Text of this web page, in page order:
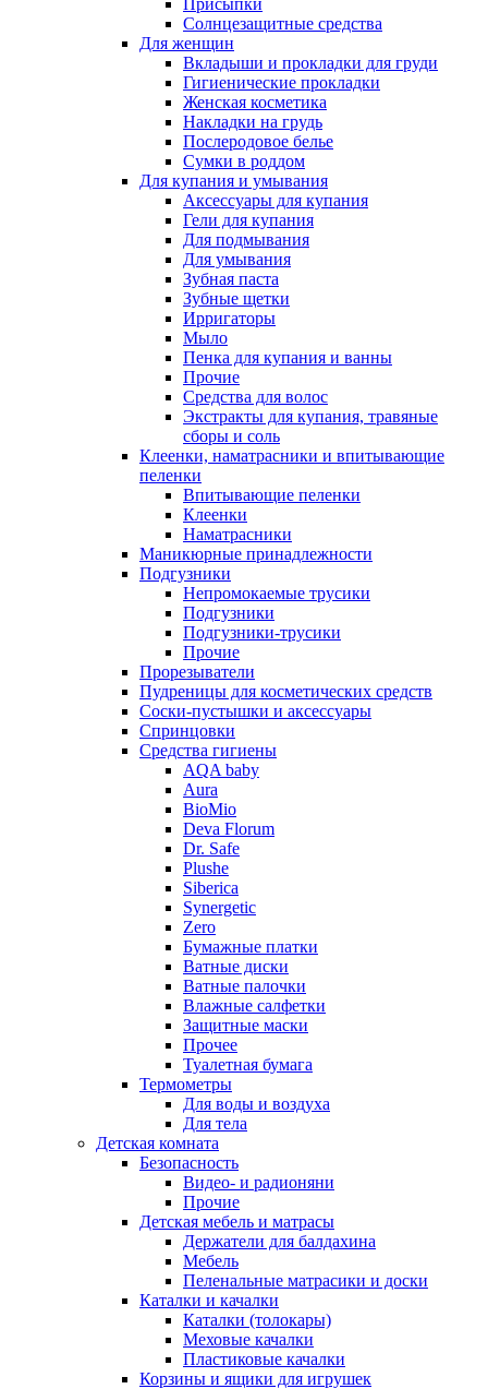
Присыпки
Солнцезащитные средства
Для женщин
Вкладыши и прокладки для груди
Гигиенические прокладки
Женская косметика
Накладки на грудь
Послеродовое белье
Сумки в роддом
Для купания и умывания
Аксессуары для купания
Гели для купания
Для подмывания
Для умывания
Зубная паста
Зубные щетки
Ирригаторы
Мыло
Пенка для купания и ванны
Прочие
Средства для волос
Экстракты для купания, травяные
сборы и соль
Клеенки, наматрасники и впитывающие
пеленки
Впитывающие пеленки
Клеенки
Наматрасники
Маникюрные принадлежности
Подгузники
Непромокаемые трусики
Подгузники
Подгузники-трусики
Прочие
Прорезыватели
Пудреницы для косметических средств
Соски-пустышки и аксессуары
Спринцовки
Средства гигиены
AQA baby
Aura
BioMio
Deva Florum
Dr. Safe
Plushe
Siberica
Synergetic
Zero
Бумажные платки
Ватные диски
Ватные палочки
Влажные салфетки
Защитные маски
Прочее
Туалетная бумага
Термометры
Для воды и воздуха
Для тела
Детская комната
Безопасность
Видео- и радионяни
Прочие
Детская мебель и матрасы
Держатели для балдахина
Мебель
Пеленальные матрасики и доски
Каталки и качалки
Каталки (толокары)
Меховые качалки
Пластиковые качалки
Корзины и ящики для игрушек